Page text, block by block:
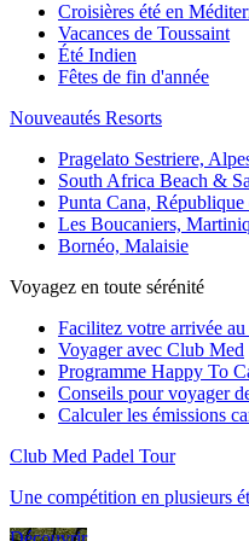
Croisières été en
Vacances de Toussaint
Été Indien
Fêtes de fin d'année
Nouveautés Resorts
Pragelato Sestriere,
South Africa Beach &
Punta Cana,
Les Boucaniers,
Bornéo, Malaisie
Voyagez en toute sérénité
Facilitez votre arrivée
Voyager avec Club Med
Programme Happy To
Conseils pour voyager
Calculer les émissions
Club Med Padel Tour
Une compétition en plusieurs